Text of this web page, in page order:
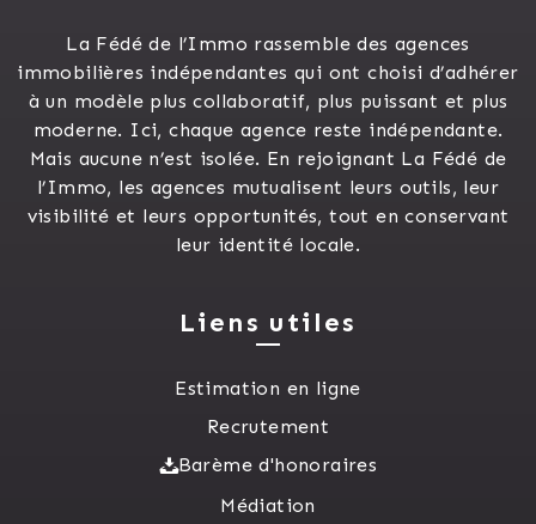
La Fédé de l’Immo rassemble des agences
immobilières indépendantes qui ont choisi d’adhérer
à un modèle plus collaboratif, plus puissant et plus
moderne. Ici, chaque agence reste indépendante.
Mais aucune n’est isolée. En rejoignant La Fédé de
l’Immo, les agences mutualisent leurs outils, leur
visibilité et leurs opportunités, tout en conservant
leur identité locale.
Liens utiles
Estimation en ligne
Recrutement
Barème d'honoraires
Médiation